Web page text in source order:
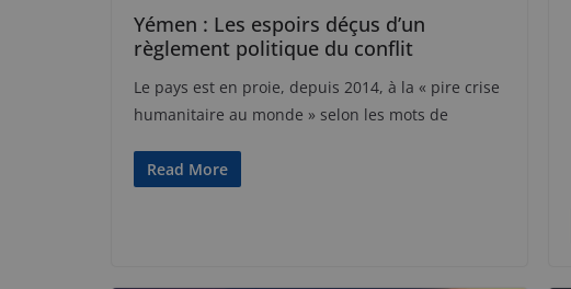
Yémen : Les espoirs déçus d’un
règlement politique du conflit
Le pays est en proie, depuis 2014, à la « pire crise
humanitaire au monde » selon les mots de
Read More